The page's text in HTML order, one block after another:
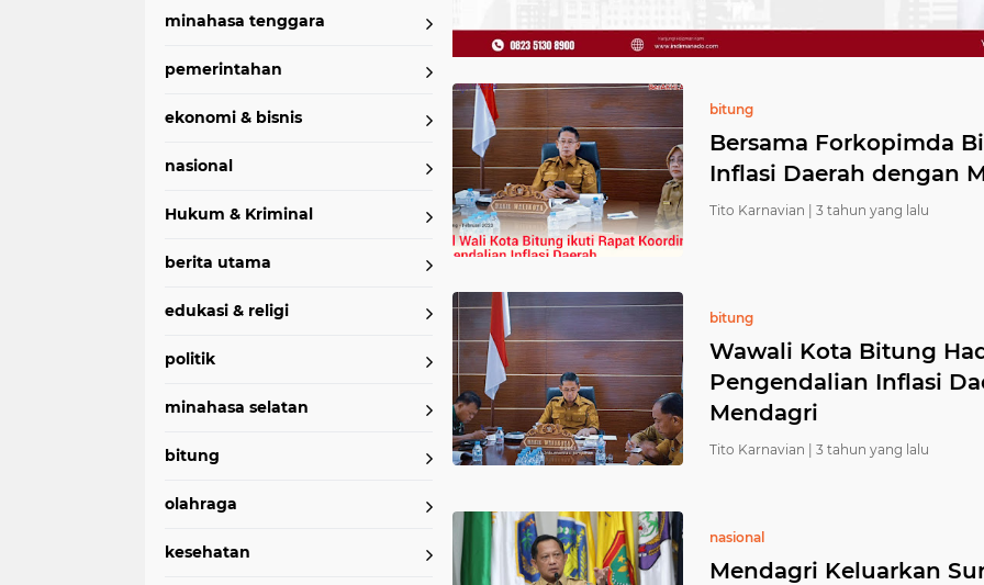
minahasa tenggara
pemerintahan
ekonomi & bisnis
nasional
Hukum & Kriminal
berita utama
edukasi & religi
politik
minahasa selatan
bitung
olahraga
kesehatan
bitung
Bersama Forkopimda
Inflasi Daerah dengan
Tito Karnavian | 3 tahun yang lalu
bitung
Wawali Kota Bitung
Pengendalian Inflasi
Mendagri
Tito Karnavian | 3 tahun yang lalu
nasional
Mendagri Keluarkan